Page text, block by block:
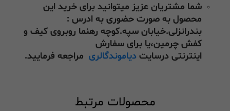
شما مشتریان عزیز میتوانید برای خرید این
محصول به صورت حضوری به ادرس :
بندرانزلی.خیابان سپه.کوچه رهنما روبروی کیف و
کفش چرمین،یا برای سفارش
اینترنتی درسایت دیاموندگالری مراجعه فرمایید.
محصولات مرتبط